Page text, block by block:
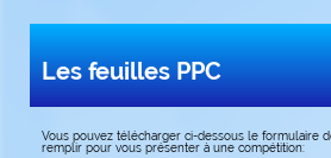
Les feuilles PPC
Vous pouvez télécharger ci-dessous le formulaire
remplir pour vous présenter à une compétition: